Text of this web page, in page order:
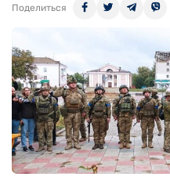
Поделиться